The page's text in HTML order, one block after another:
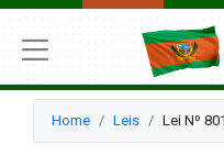
Home Leis Lei Nº